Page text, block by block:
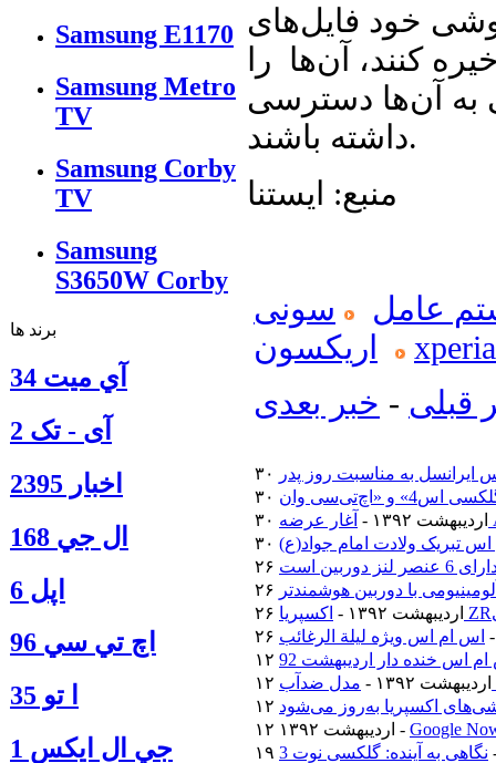
Samsung E1170
Samsung Metro
TV
Samsung Corby
TV
Samsung
S3650W Corby
برند ها
آي ميت 34
آی - تک 2
اخبار 2395
ال جي 168
اپل 6
اچ تي سي 96
ا‍ تو 35
جي ال ايكس 1
خود فایل‌های
کنند، آن‌ها را
به آن‌ها دسترسی
داشته باشند.
منبع: ایستنا
عامل
سونی
اریکسون
xperia
قبلی - خبر بعدی
ایرانسل به مناسبت روز پدر
۳۰ اردیبهشت ۱۳۹۲ -
تبریک ولادت امام جواد(ع)
۲۶ اردیبهشت ۱۳۹۲ -
اس ام اس ویژه لیلة الرغائب
اس خنده دار اردیبهشت 92
۱۲ اردیبهشت ۱۳۹۲ -
اکسپریا به‌روز می‌شود
۱۲ اردیبهشت ۱۳۹۲ -
نگاهی به آینده: گلکسی نوت 3